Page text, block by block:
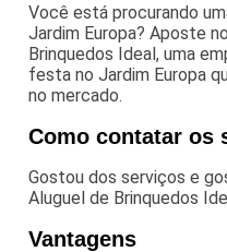
Você está procurando
Jardim Europa? Aposte
Brinquedos Ideal, uma
festa no Jardim Europa
no mercado.
Como contatar os
Gostou dos serviços e
Aluguel de Brinquedos
Vantagens